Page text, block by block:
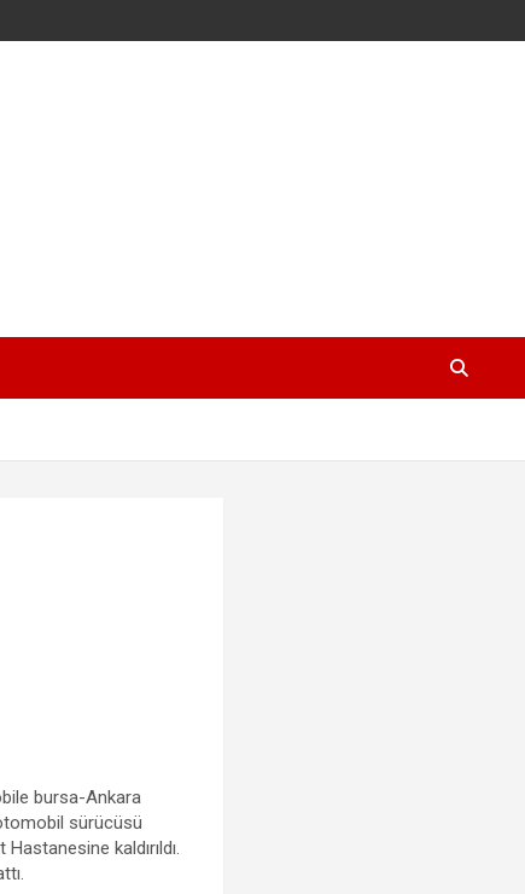
bursa-Ankara
sürücüsü
kaldırıldı.